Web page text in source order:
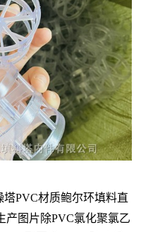
PVC材质鲍尔环填料直
产图片除PVC氯化聚氯乙